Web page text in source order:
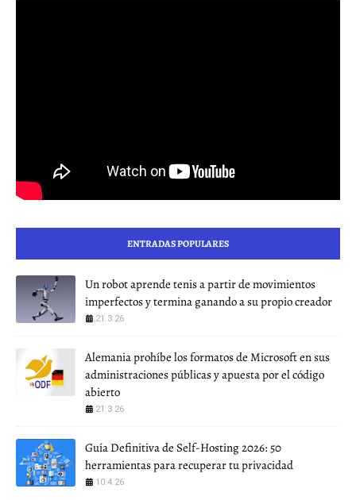
ENTRADAS POPULARES
Un robot aprende tenis a partir de movimientos
imperfectos y termina ganando a su propio creador
21.3.26
Alemania prohíbe los formatos de Microsoft en sus
administraciones públicas y apuesta por el código
abierto
21.3.26
Guía Definitiva de Self-Hosting 2026: 50
herramientas para recuperar tu privacidad
10.4.26